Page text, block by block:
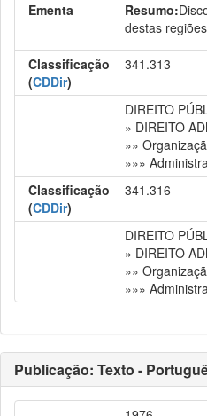
Ementa
Resumo:
destas
Classificação
(CDDir)
341.313
DIREITO
» DIREITO
»»
»»»
Classificação
(CDDir)
341.316
DIREITO
» DIREITO
»»
»»»
Publicação: Texto -